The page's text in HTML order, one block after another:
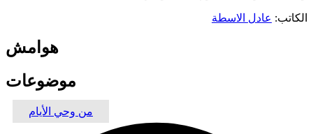
الكاتب: عادل الاسطة
هوامش
موضوعات
من وحي الأيام